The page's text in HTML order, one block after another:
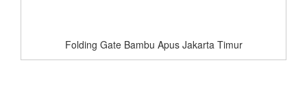
Folding Gate Bambu Apus Jakarta Timur